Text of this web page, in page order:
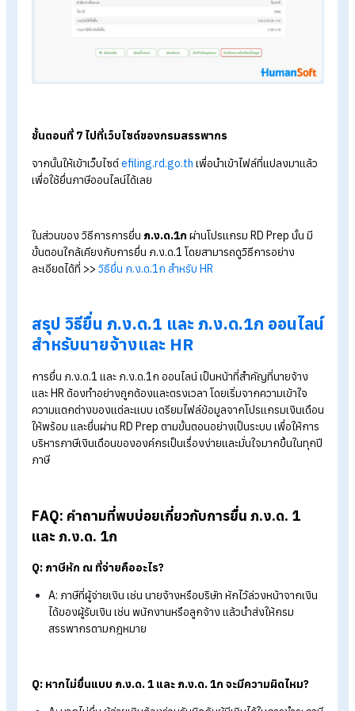
ขั้นตอนที่ 5 ตรวจสอบข้อมูล
หากมีรายการที่ต้องแก้ไข ระบบจะแจ้งเตือนว่ามีรายการที่ต้องแก้
ใหม่กี่รายการ ให้กดย้อนกลับไปแก้ไขใหม่
ขั้นตอนที่ 6 การบันทึกข้อมูล
เมื่อตรวจสอบข้อมูลเรียบร้อยแล้ว ก็สามารถกด พิมพ์ใบแนบ พิมพ์
แบบ และบันทึกข้อมูลได้เลย